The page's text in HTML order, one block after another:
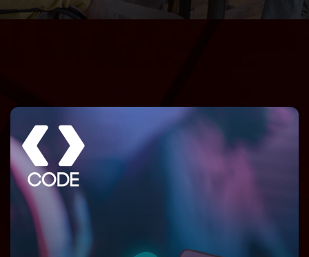
Profesionales en